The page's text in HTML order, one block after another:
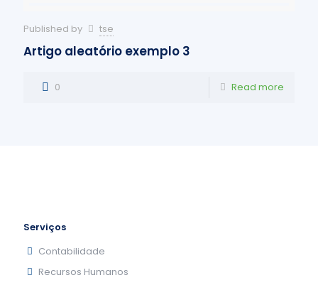
Published by tse
Artigo aleatório exemplo 3
0 Read more
Serviços
Contabilidade
Recursos Humanos